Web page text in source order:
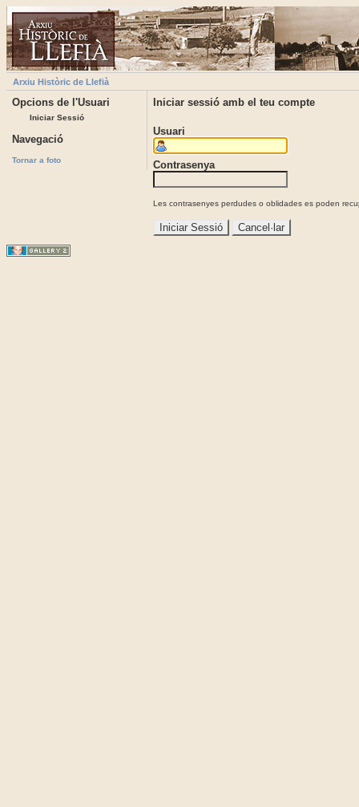
Arxiu Històric de Llefià
Opcions de l'Usuari
Iniciar Sessió
Navegació
Tornar a foto
Iniciar sessió amb el teu compte
Usuari
Contrasenya
Les contrasenyes perdudes o oblidades es poden